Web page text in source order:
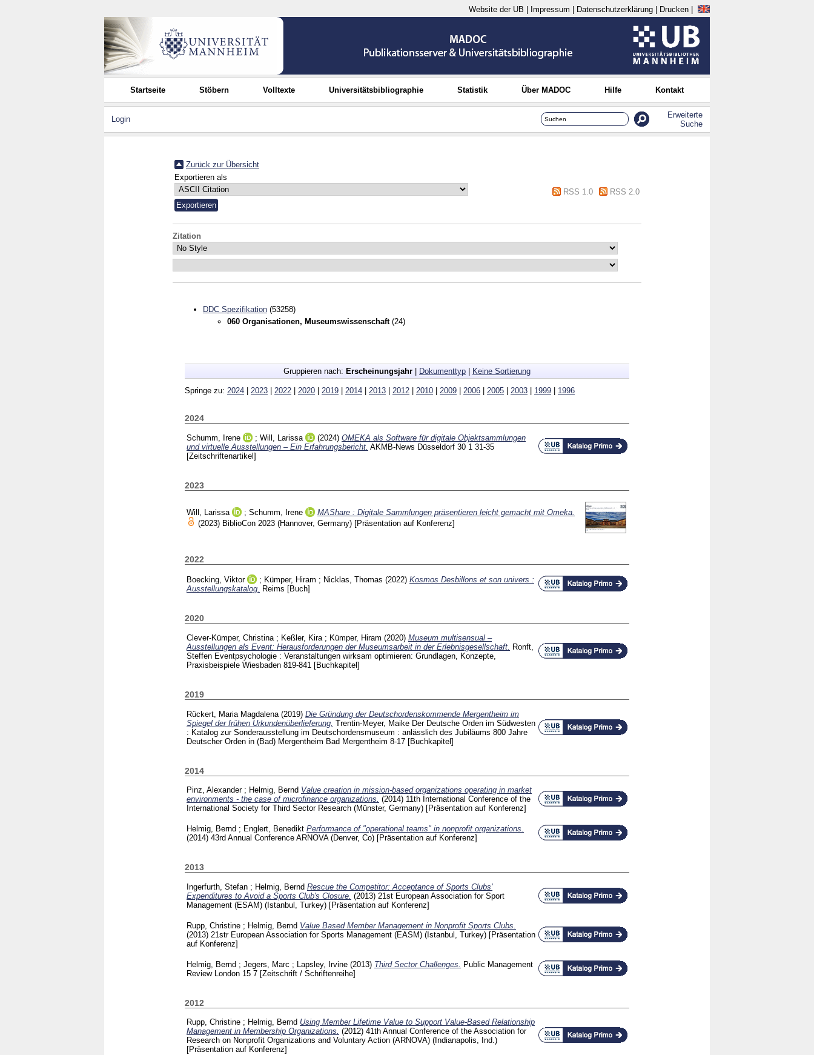
Website der UB Impressum Datenschutzerklärung Drucken
Startseite Stöbern Volltexte Universitätsbibliographie Statistik Über MADOC Hilfe Kontakt
Login
Erweiterte
Suche
Zurück zur Übersicht
Exportieren als
RSS 1.0
RSS 2.0
Zitation
DDC Spezifikation (53258)
060 Organisationen, Museumswissenschaft(24)
Gruppieren nach: Erscheinungsjahr | Dokumenttyp | Keine Sortierung
Springe zu: 2024 | 2023 | 2022 | 2020 | 2019 | 2014 | 2013 | 2012 | 2010 | 2009 | 2006 | 2005 | 2003 | 1999 | 1996
2024
Schumm, Irene ; Will, Larissa (2024) OMEKA als Software für digitale Objektsammlungen
und virtuelle Ausstellungen – Ein Erfahrungsbericht. AKMB-News Düsseldorf 30 1 31-35
[Zeitschriftenartikel]
2023
Will, Larissa ; Schumm, Irene
MAShare : Digitale Sammlungen präsentieren leicht gemacht mit Omeka.
(2023) BiblioCon 2023 (Hannover, Germany) [Präsentation auf Konferenz]
2022
Boecking, Viktor ; Kümper, Hiram ; Nicklas, Thomas (2022) Kosmos Desbillons et son univers :
Ausstellungskatalog.
Reims [Buch]
2020
Clever-Kümper, Christina ; Keßler, Kira ; Kümper, Hiram (2020) Museum multisensual –
Ausstellungen als Event: Herausforderungen der Museumsarbeit in der Erlebnisgesellschaft.
Ronft,
Steffen Eventpsychologie : Veranstaltungen wirksam optimieren: Grundlagen, Konzepte,
Praxisbeispiele Wiesbaden 819-841 [Buchkapitel]
2019
Rückert, Maria Magdalena (2019) Die Gründung der Deutschordenskommende Mergentheim im
Spiegel der frühen Urkundenüberlieferung. Trentin-Meyer, Maike Der Deutsche Orden im Südwesten
: Katalog zur Sonderausstellung im Deutschordensmuseum : anlässlich des Jubiläums 800 Jahre
Deutscher Orden in (Bad) Mergentheim Bad Mergentheim 8-17 [Buchkapitel]
2014
Pinz, Alexander; Helmig, Bernd Value creation in mission-based organizations operating in market
environments - the case of microfinance organizations. (2014) 11th International Conference of the
International Society for Third Sector Research (Münster, Germany) [Präsentation auf Konferenz]
Helmig, Bernd ; Englert, Benedikt Performance of "operational teams" in nonprofit organizations.
(2014) 43rd Annual Conference ARNOVA (Denver, Co) [Präsentation auf Konferenz]
2013
Ingerfurth, Stefan ; Helmig, Bernd Rescue the Competitor: Acceptance of Sports Clubs'
Expenditures to Avoid a Sports Club's Closure. (2013) 21st European Association for Sport
Management (ESAM) (Istanbul, Turkey) [Präsentation auf Konferenz]
Rupp, Christine ; Helmig, Bernd Value Based Member Management in Nonprofit Sports Clubs.
(2013) 21str European Association for Sports Management (EASM) (Istanbul, Turkey) [Präsentation
auf Konferenz]
Helmig, Bernd ; Jegers, Marc ; Lapsley, Irvine (2013) Third Sector Challenges.
Public Management
Review London 15 7 [Zeitschrift / Schriftenreihe]
2012
Rupp, Christine ; Helmig, Bernd Using Member Lifetime Value to Support Value-Based Relationship
Management in Membership Organizations. (2012) 41th Annual Conference of the Association for
Research on Nonprofit Organizations and Voluntary Action (ARNOVA) (Indianapolis, Ind.)
[Präsentation auf Konferenz]